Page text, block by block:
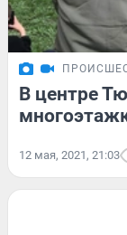
В центре
12 мая, 2021, 21:03